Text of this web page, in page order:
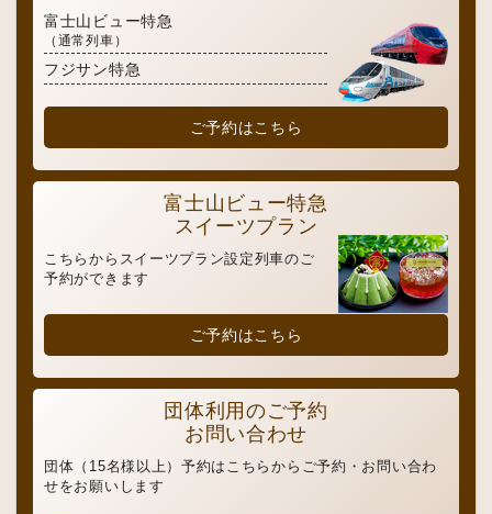
富士山ビュー特急
（通常列車）
フジサン特急
ご予約はこちら
富士山ビュー特急
スイーツプラン
こちらからスイーツプラン設定列車のご
予約ができます
ご予約はこちら
団体利用のご予約
お問い合わせ
団体（15名様以上）予約はこちらからご予約・お問い合わ
せをお願いします